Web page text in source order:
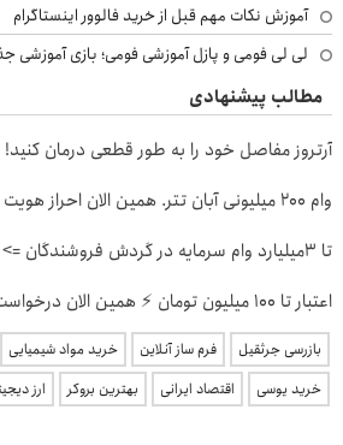
آموزش نکات مهم قبل از خرید فالوور اینستاگرام
لی لی فومی و پازل آموزشی فومی؛ بازی آموزشی
مطالب پیشنهادی
آرتروز مفاصل خود را به طور قطعی درمان
وام 200 میلیونی آبان تتر. همین الان احراز هویت کن!
تا 3میلیارد وام سرمایه در گردش فروشندگان => فروشگاهت رو ثبت کن
اعتبار تا ۱۰۰ میلیون تومان ⚡ همین الان درخواست اعتبار بده ✅
بازرسی جرثقیل فرم ساز آنلاین خرید مواد شیمیایی
خرید یوسی
اقتصاد ایرانی بهترین بروکر ارز